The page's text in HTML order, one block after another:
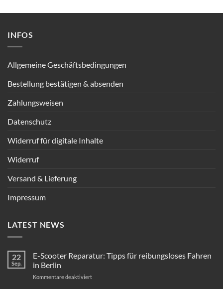
INFOS
Allgemeine Geschäftsbedingungen
Bestellung bestätigen & absenden
Zahlungsweisen
Datenschutz
Widerruf für digitale Inhalte
Widerruf
Versand & Lieferung
Impressum
LATEST NEWS
22
Sep.
E-Scooter Reparatur: Tipps für reibungsloses Fahren
in Berlin
Kommentare deaktiviertfür